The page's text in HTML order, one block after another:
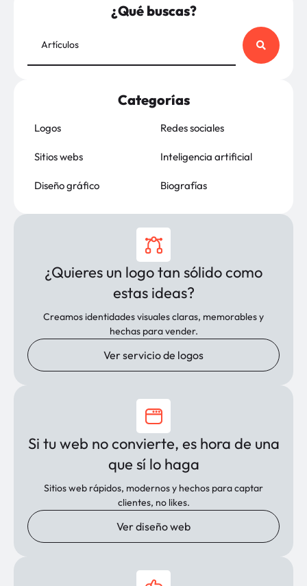
¿Qué buscas?
Categorías
Logos
Sitios webs
Diseño gráfico
Redes sociales
Inteligencia artificial
Biografías
¿Quieres un logo tan sólido como
estas ideas?
Creamos identidades visuales claras, memorables y
hechas para vender.
Ver servicio de logos
Si tu web no convierte, es hora de una
que sí lo haga
Sitios web rápidos, modernos y hechos para captar
clientes, no likes.
Ver diseño web